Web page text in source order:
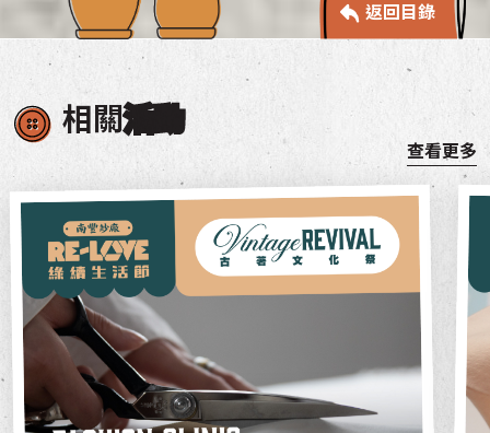
返回目錄
相關活動
查看更多